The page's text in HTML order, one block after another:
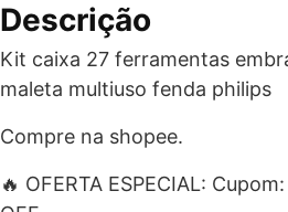
Descrição
Kit caixa 27 ferramentas
maleta multiuso fenda philips
Compre na shopee.
🔥 OFERTA ESPECIAL: